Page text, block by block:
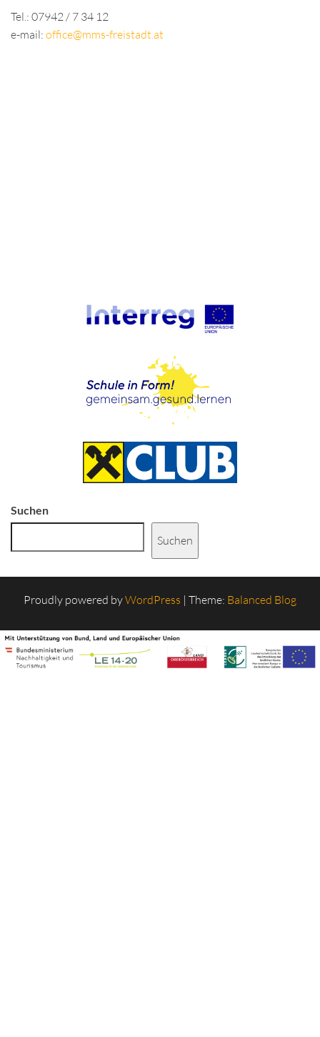
Tel.: 07942 / 7 34 12
e-mail: office@mms-freistadt.at
Suchen
Suchen
Proudly powered byWordPress | Theme: Balanced Blog